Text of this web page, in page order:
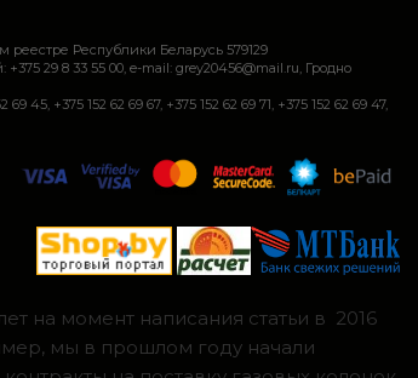
Республики Беларусь 579129
29 8 33 55 00, e-mail: grey20456@mail.ru, Гродно
+375 152 62 69 67, +375 152 62 69 71, +375 152 62 69 47,
на момент написания статьи в 2016
мы в прошлом году начали